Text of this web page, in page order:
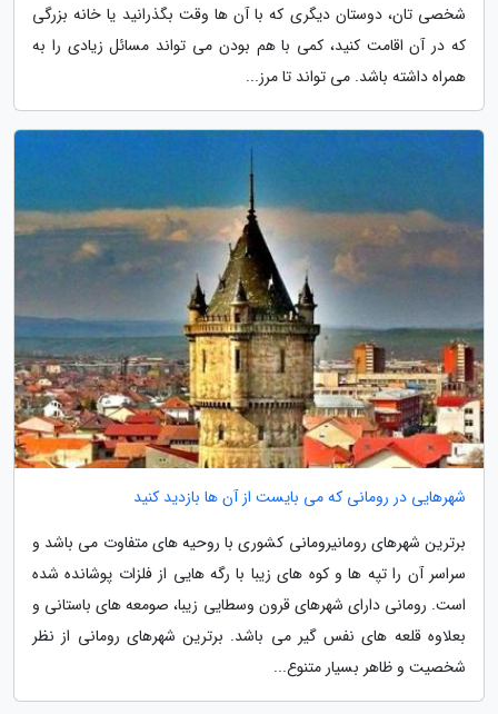
شخصی تان، دوستان دیگری که با آن ها وقت بگذرانید یا خانه بزرگی
که در آن اقامت کنید، کمی با هم بودن می تواند مسائل زیادی را به
همراه داشته باشد. می تواند تا مرز...
شهرهایی در رومانی که می بایست از آن ها بازدید کنید
برترین شهرهای رومانیرومانی کشوری با روحیه های متفاوت می باشد و
سراسر آن را تپه ها و کوه های زیبا با رگه هایی از فلزات پوشانده شده
است. رومانی دارای شهرهای قرون وسطایی زیبا، صومعه های باستانی و
بعلاوه قلعه های نفس گیر می باشد. برترین شهرهای رومانی از نظر
شخصیت و ظاهر بسیار متنوع...